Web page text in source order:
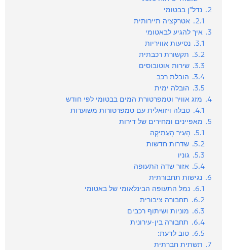
2.
נדל"ן בבטומי
2.1.
אטרקציה תיירותית
3. איך להגיע לבאטומי
3.1. נסיעות אוויריות
3.2.
תקשורת רכבתית
3.3. שירות אוטובוסים
3.4.
הובלת רכב
3.5.
הובלה ימית
4.
מזג אוויר וטמפרטורת המים בבטומי לפי חודש
4.1. טבלה ויזואלית עם טמפרטורות משוערות
5.
מאפיינים ומחירים של דירות
5.1.
הָעִיר הָעַתִיקָה
5.2. שדרות חדשות
5.3. גוניו
5.4. אזור שדה התעופה
6.
נגישות תחבורתית
6.1.
נמל התעופה הבינלאומי של באטומי
6.2.
תחבורה ציבורית
6.3.
מוניות ושיתוף רכבים
6.4.
תחבורה בין-עירונית
6.5.
טוב לדעת:
7.
תשתית חברתית